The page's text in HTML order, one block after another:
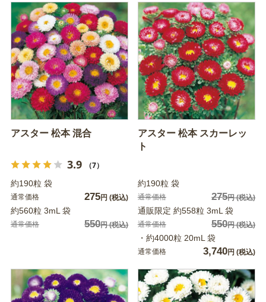
アスター 松本 混合
3.9 （7）
約190粒 袋
通常価格 275円 (税込)
約560粒 3mL 袋
通常価格 550円(税込)
アスター 松本 スカーレッ
ト
約190粒 袋
通常価格 275円(税込)
通販限定 約558粒 3mL 袋
通常価格 550円(税込)
・約4000粒 20mL 袋
通常価格 3,740円 (税込)